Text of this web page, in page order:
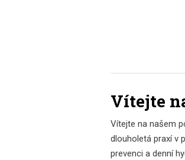
Vítejte
Vítejte na našem
dlouholetá praxí v
prevenci a denní